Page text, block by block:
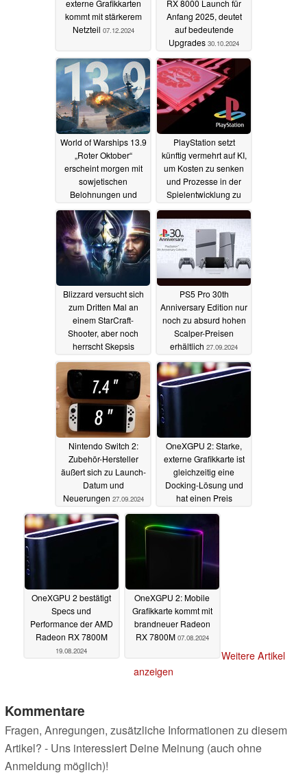
externe Grafikkarten
kommt mit stärkerem
Netzteil 07.12.2024
RX 8000 Launch für
Anfang 2025, deutet
auf bedeutende
Upgrades 30.10.2024
World of Warships 13.9
„Roter Oktober“
erscheint morgen mit
sowjetischen
Belohnungen und
vielem mehr01.10.2024
PlayStation setzt
künftig vermehrt auf KI,
um Kosten zu senken
und Prozesse in der
Spielentwicklung zu
beschleunigen
30.09.2024
Blizzard versucht sich
zum Dritten Mal an
einem StarCraft-
Shooter, aber noch
herrscht Skepsis
27.09.2024
PS5 Pro 30th
Anniversary Edition nur
noch zu absurd hohen
Scalper-Preisen
erhältlich 27.09.2024
Nintendo Switch 2:
Zubehör-Hersteller
äußert sich zu Launch-
Datum und
Neuerungen 27.09.2024
OneXGPU 2: Starke,
externe Grafikkarte ist
gleichzeitig eine
Docking-Lösung und
hat einen Preis
23.09.2024
OneXGPU 2 bestätigt
Specs und
Performance der AMD
Radeon RX 7800M
19.08.2024
OneXGPU 2: Mobile
Grafikkarte kommt mit
brandneuer Radeon
RX 7800M 07.08.2024
Weitere Artikel
anzeigen
Kommentare
Fragen, Anregungen, zusätzliche Informationen zu diesem
Artikel? - Uns interessiert Deine Meinung (auch ohne
Anmeldung möglich)!